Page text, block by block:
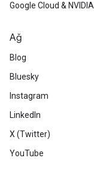
Google Cloud & NVIDIA
Ağ
Blog
Bluesky
Instagram
LinkedIn
X (Twitter)
YouTube